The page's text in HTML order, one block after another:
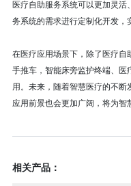
医疗自助服务系统可以更加灵
务系统的需求进行定制化开发，
在医疗应用场景下，除了医疗自
手推车，智能床旁监护终端、医
用。未来，随着智慧医疗的不
应用前景也会更加广阔，将为智
相关产品：